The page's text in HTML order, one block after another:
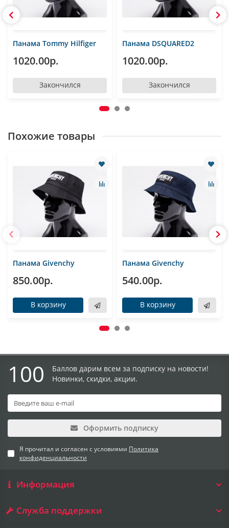
Панама Tommy Hilfiger
1020.00р.
Закончился
Панама DSQUARED2
1020.00р.
Закончился
Похожие товары
Панама Givenchy
850.00р.
В корзину
Панама Givenchy
540.00р.
В корзину
100
Баллов дарим всем за подписку на новости!
Новинки, скидки, акции.
Оформить подписку
Я прочитал и согласен с условиями Политика
конфиденциальности
Информация
Служба поддержки